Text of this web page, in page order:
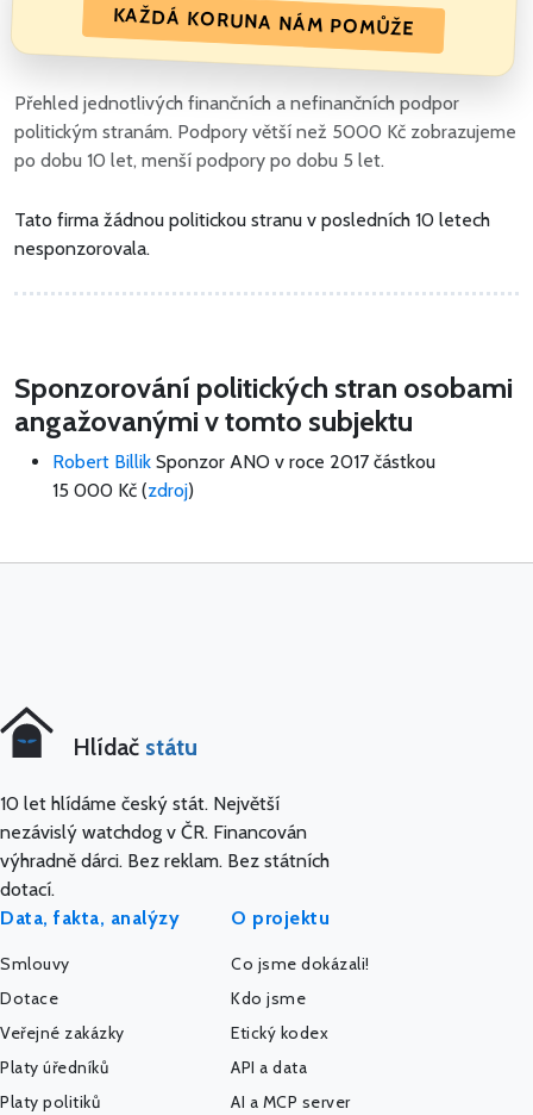
KAŽDÁ KORUNA NÁM POMŮŽE
Přehled jednotlivých finančních a nefinančních podpor
politickým stranám. Podpory větší než 5000 Kč zobrazujeme
po dobu 10 let, menší podpory po dobu 5 let.
Tato firma žádnou politickou stranu v posledních 10 letech
nesponzorovala.
Sponzorování politických stran osobami
angažovanými v tomto subjektu
Robert Billik Sponzor ANO v roce 2017 částkou
15 000 Kč (zdroj)
Hlídač státu
10 let hlídáme český stát. Největší
nezávislý watchdog v ČR. Financován
výhradně dárci. Bez reklam. Bez státních
dotací.
Data, fakta, analýzy
Smlouvy
Dotace
Veřejné zakázky
Platy úředníků
Platy politiků
O projektu
Co jsme dokázali!
Kdo jsme
Etický kodex
API a data
AI a MCP server